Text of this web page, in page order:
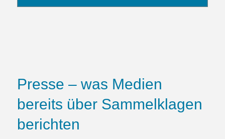
Presse – was Medien
bereits über Sammelklagen
berichten